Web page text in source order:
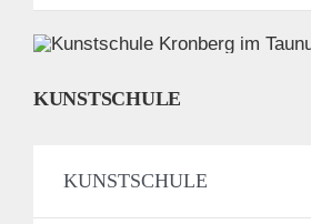
KUNSTSCHULE
KUNSTSCHULE